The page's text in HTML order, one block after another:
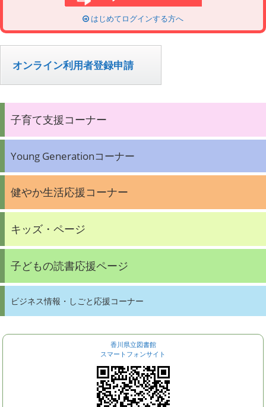
はじめてログインする方へ
オンライン利用者登録申請
子育て支援コーナー
Young Generationコーナー
健やか生活応援コーナー
キッズ・ページ
子どもの読書応援ページ
ビジネス情報・しごと応援コーナー
香川県立図書館
スマートフォンサイト